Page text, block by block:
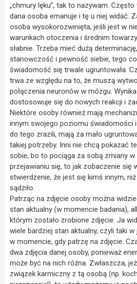
„chmury lęku”, tak to nazywam.
dana osoba emanuje i tę u niej widać.
osoba wysokorozwinięta, jeśli jest w
warunkach otoczenia i średnim
słabnie. Trzeba mieć dużą
stanowczość i pewność siebie, tego
świadomość się trwale ugruntowała.
trwa ze względu na to, że muszą
połączenia neuronów w mózgu.
dostosowuje się do nowych reakcji i
Niektóre osoby również mają
innym swojego poziomu świadomości
do tego zrazili, mają za mało
takiej potrzeby. Inni nie chcą pokazać
sobie, bo to pociąga za sobą zmiany w
przejawianiu się, to jak zobaczenie się
stwierdzenie, że jest się kimś innym,
sądziło.
Patrząc na zdjęcie osoby można
stan aktualny (w momencie badania),
którym zostało zrobione zdjęcie. Ja
wiele bardziej stan aktualny, czyli taki
w momencie, gdy patrzę na zdjęcie.
dwa zdjęcia danej osoby, ponieważ
może być na nich różna. Zwłaszcza,
związek karmiczny z tą osobą (np.